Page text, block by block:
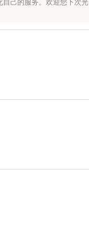
己的服务。欢迎您下次光